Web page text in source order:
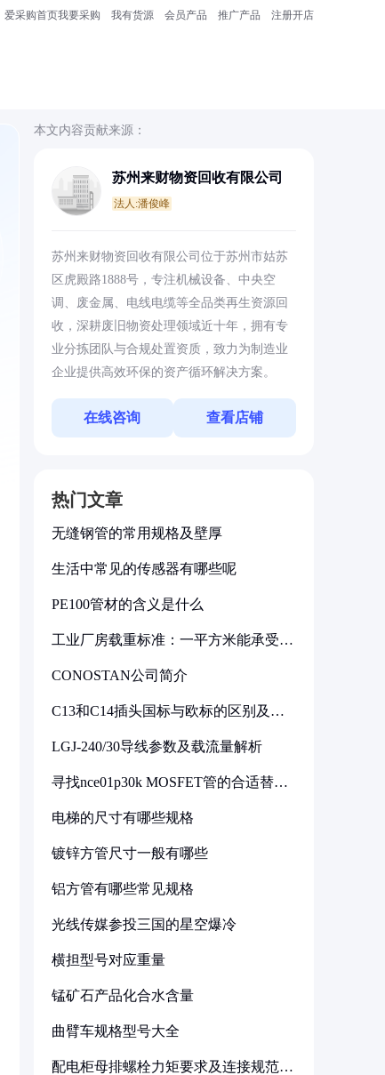
爱采购首页我要采购 我有货源 会员产品 推广产品 注册开店
本文内容贡献来源：
苏州来财物资回收有限公司
法人:潘俊峰
苏州来财物资回收有限公司位于苏州市姑苏
区虎殿路1888号，专注机械设备、中央空
调、废金属、电线电缆等全品类再生资源回
收，深耕废旧物资处理领域近十年，拥有专
业分拣团队与合规处置资质，致力为制造业
企业提供高效环保的资产循环解决方案。
在线咨询 查看店铺
热门文章
无缝钢管的常用规格及壁厚
生活中常见的传感器有哪些呢
PE100管材的含义是什么
工业厂房载重标准：一平方米能承受多
CONOSTAN公司简介
C13和C14插头国标与欧标的区别及其
LGJ-240/30导线参数及载流量解析
寻找nce01p30k MOSFET管的合适替代
电梯的尺寸有哪些规格
镀锌方管尺寸一般有哪些
铝方管有哪些常见规格
光线传媒参投三国的星空爆冷
横担型号对应重量
锰矿石产品化合水含量
曲臂车规格型号大全
配电柜母排螺栓力矩要求及连接规范详